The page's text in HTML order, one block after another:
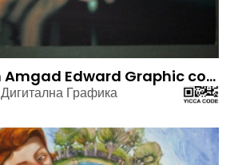
Freedom Amgad Edward Graphic computer.
Дигитална Графика